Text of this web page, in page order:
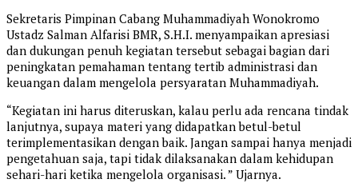
Sekretaris Pimpinan Cabang Muhammadiyah Wonokromo
Ustadz Salman Alfarisi BMR, S.H.I. menyampaikan apresiasi
dan dukungan penuh kegiatan tersebut sebagai bagian dari
peningkatan pemahaman tentang tertib administrasi dan
keuangan dalam mengelola persyaratan Muhammadiyah.
“Kegiatan ini harus diteruskan, kalau perlu ada rencana tindak
lanjutnya, supaya materi yang didapatkan betul-betul
terimplementasikan dengan baik. Jangan sampai hanya menjadi
pengetahuan saja, tapi tidak dilaksanakan dalam kehidupan
sehari-hari ketika mengelola organisasi. ” Ujarnya.